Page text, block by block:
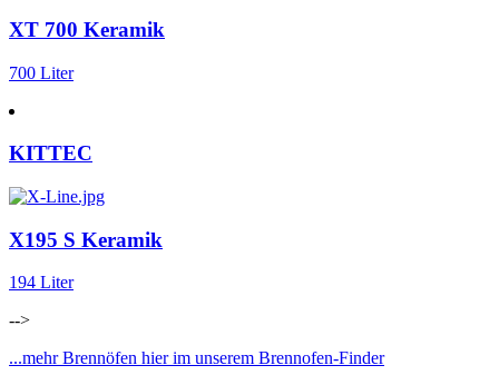
XT 700 Keramik
700 Liter
KITTEC
X195 S Keramik
194 Liter
-->
...mehr Brennöfen hier im unserem Brennofen-Finder